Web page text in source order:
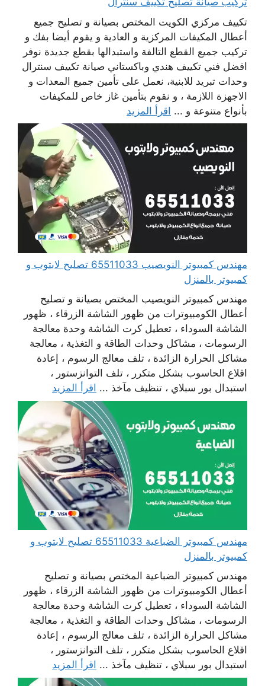
تكييف مركزي الكويت المختص بصيانة و تصليح جميع
أعطال المكيفات المركزية و العادية و يقوم أيضا بفك و
تركيب جميع القطع التالفة واستبدالها بقطع جديدة نوفر
افضل فني تكييف هندي وباكستاني صيانة تكييف سنترال
وحدات تبريد للابنية، نعمل على تأمين جميع المعدات و
الاجهزة اللازمة ، و نقوم بتأمين غاز خاص للمكيفات
بأنواع متنوعة و ... اقرأ المزيد
مهندس كمبيوتر النويصيب 65511033 تصليح لابتوب و
كمبيوتر بالمنزل
مهندس كمبيوتر النويصيب المختص بصيانة و تصليح
أعطال الكومبيوترات من ظهور الشاشة الزرقاء ، ظهور
الشاشة السوداء ، تعطيل كرت الشاشة وحدة معالجة
الرسومات ، مشاكل وحدات الطاقة و التغذية ، معالجة
مشاكل الحرارة الزائدة ، تلف معالج الرسوم ، إعادة
اقلاع الحاسوب بشكل متكرر ، تلف التوانزستور ،
استبدال بور سبلاي ، تنظيف مآخذ ... اقرأ المزيد
مهندس كمبيوتر الضباعية 65511033 تصليح لابتوب و
كمبيوتر بالمنزل
مهندس كمبيوتر الضباعية المختص بصيانة و تصليح
أعطال الكومبيوترات من ظهور الشاشة الزرقاء ، ظهور
الشاشة السوداء ، تعطيل كرت الشاشة وحدة معالجة
الرسومات ، مشاكل وحدات الطاقة و التغذية ، معالجة
مشاكل الحرارة الزائدة ، تلف معالج الرسوم ، إعادة
اقلاع الحاسوب بشكل متكرر ، تلف التوانزستور ،
استبدال بور سبلاي ، تنظيف مآخذ ... اقرأ المزيد